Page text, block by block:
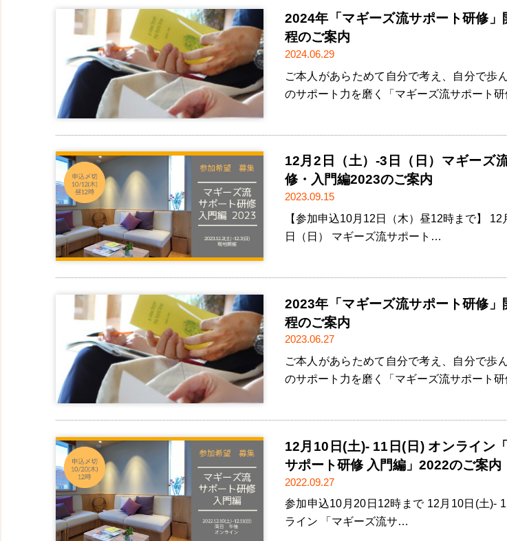
2024年「マギーズ流サポート研修」
程のご案内
2024.06.29
ご本人があらためて自分で考え、自分で歩
のサポート力を磨く「マギーズ流サポート
12月2日（土）-3日（日）マギーズ
修・入門編2023のご案内
2023.09.15
【参加申込10月12日（木）昼12時まで】
日（日） マギーズ流サポート…
2023年「マギーズ流サポート研修」
程のご案内
2023.06.27
ご本人があらためて自分で考え、自分で歩
のサポート力を磨く「マギーズ流サポート
12月10日(土)- 11日(日) オンライン
サポート研修 入門編」2022のご案内
2022.09.27
参加申込10月20日12時まで 12月10日(土)-
ライン 「マギーズ流サ…